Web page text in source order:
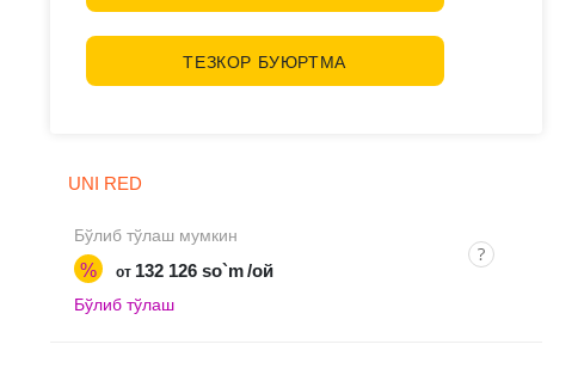
ТЕЗКОР БУЮРТМА
UNI RED
Бўлиб тўлаш мумкин
% от 132 126 so`m /ой
Бўлиб тўлаш